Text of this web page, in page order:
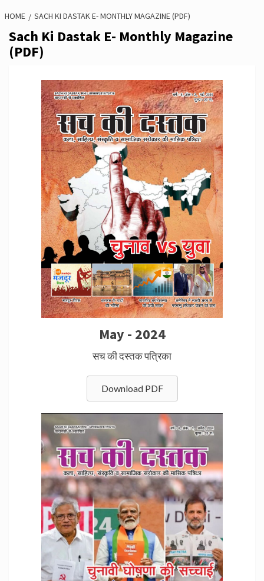
HOME SACH KI DASTAK E- MONTHLY MAGAZINE (PDF)
Sach Ki Dastak E- Monthly Magazine
(PDF)
May - 2024
सच की दस्तक पत्रिका
Download PDF